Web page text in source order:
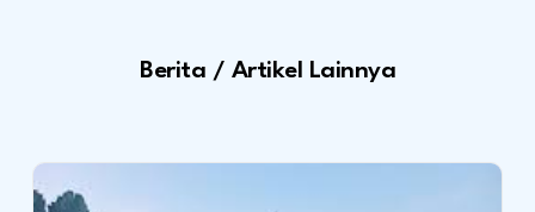
Berita / Artikel Lainnya